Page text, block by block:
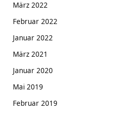
März 2022
Februar 2022
Januar 2022
März 2021
Januar 2020
Mai 2019
Februar 2019